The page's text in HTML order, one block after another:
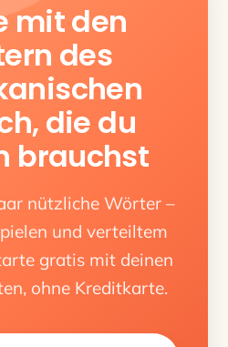
mit den
des
die du
brauchst
nützliche Wörter –
und verteiltem
gratis mit deinen
ohne Kreditkarte.